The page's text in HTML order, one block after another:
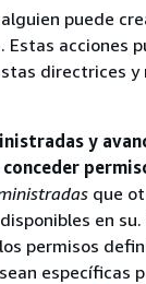
puede
Estas acciones
directrices
y
que
en su.
permisos
específicas